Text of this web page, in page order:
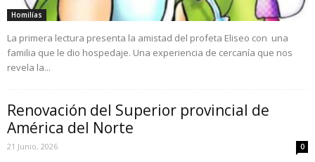
Homilías
La primera lectura presenta la amistad del profeta Eliseo con una
familia que le dio hospedaje. Una experiencia de cercanía que nos
revela la...
Renovación del Superior provincial de
América del Norte
21 Junio, 2026 0